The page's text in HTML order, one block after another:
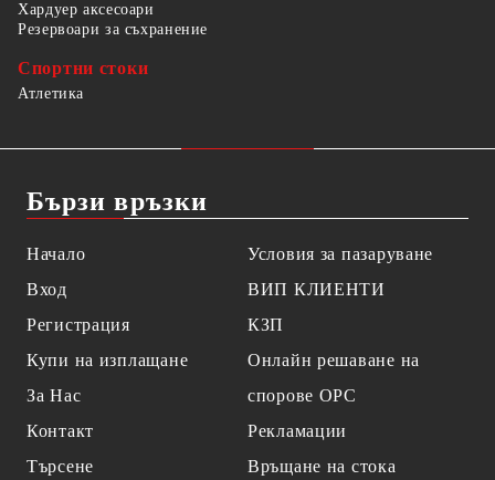
Хардуер аксесоари
Резервоари за съхранение
Спортни стоки
Атлетика
Бързи връзки
Начало
Вход
Регистрация
Купи на изплащане
За Нас
Контакт
Търсене
Условия за пазаруване
ВИП КЛИЕНТИ
КЗП
Онлайн решаване на
спорове OPC
Рекламации
Връщане на стока